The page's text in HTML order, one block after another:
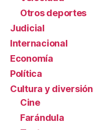
Otros deportes
Judicial
Internacional
Economía
Política
Cultura y diversión
Cine
Farándula